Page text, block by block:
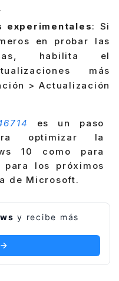
experimentales: Si
en probar las
habilita el
más
> Actualización
es un paso
optimizar la
10 como para
los próximos
de Microsoft.
y recibe más